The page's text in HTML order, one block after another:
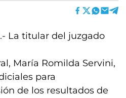
La titular del juzgado
María Romilda Servini,
para
de los resultados de